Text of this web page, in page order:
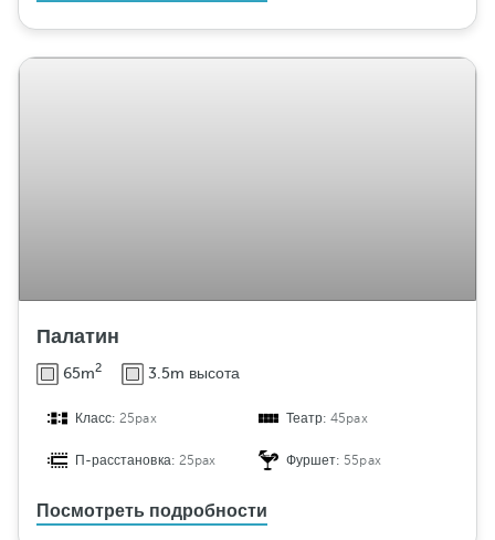
Палатин
65m2 3.5m высота
Класс:25pax Театр:45pax
П-расстановка: 25pax Фуршет: 55pax
Посмотреть подробности